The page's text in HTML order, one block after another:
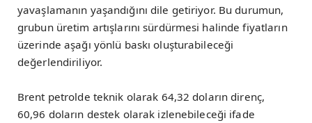
yavaşlamanın yaşandığını dile getiriyor. Bu durumun,
grubun üretim artışlarını sürdürmesi halinde fiyatların
üzerinde aşağı yönlü baskı oluşturabileceği
değerlendiriliyor.
Brent petrolde teknik olarak 64,32 doların direnç,
60,96 doların destek olarak izlenebileceği ifade